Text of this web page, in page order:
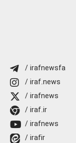
/ irafnewsfa
/ iraf.news
/ irafnews
/ iraf.ir
/ irafnews
/ irafir